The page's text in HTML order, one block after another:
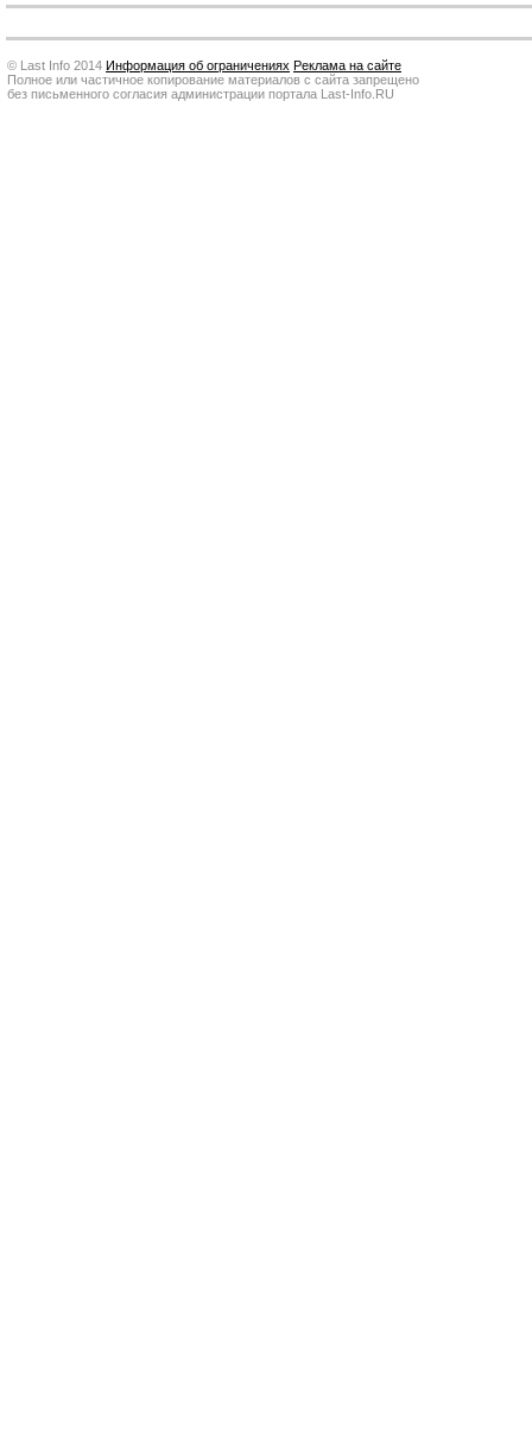
© Last Info 2014 Информация об ограничениях Реклама на сайте
Полное или частичное копирование материалов с сайта запрещено
без письменного согласия администрации портала Last-Info.RU